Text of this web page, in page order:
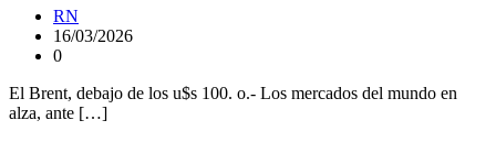
RN
16/03/2026
0
El Brent, debajo de los u$s 100. o.- Los mercados del mundo en
alza, ante […]